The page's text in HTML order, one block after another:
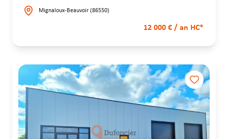
Mignaloux-Beauvoir (86550)
12 000 € / an HC*